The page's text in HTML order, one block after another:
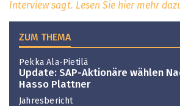
Interview sagt. Lesen Sie hier mehr
ZUM THEMA
Pekka Ala-Pietilä
Update: SAP-Aktionäre wählen
Hasso Plattner
Jahresbericht